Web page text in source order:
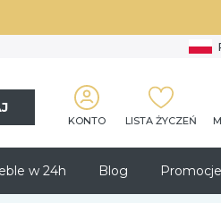
KONTO LISTA ŻYCZEŃ
w 24h Blog Promocje